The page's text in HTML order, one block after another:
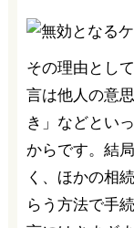
その理由とし
言は他人の意
き」などとい
からです。結
く、ほかの相
らう方法で手